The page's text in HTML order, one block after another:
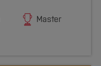
Master